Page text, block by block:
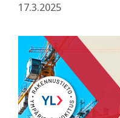
17.3.2025